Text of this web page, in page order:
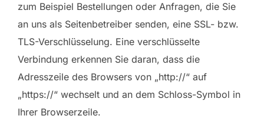
zum Beispiel Bestellungen oder Anfragen, die Sie
an uns als Seitenbetreiber senden, eine SSL- bzw.
TLS-Verschlüsselung. Eine verschlüsselte
Verbindung erkennen Sie daran, dass die
Adresszeile des Browsers von „http://“ auf
„https://“ wechselt und an dem Schloss-Symbol in
Ihrer Browserzeile.